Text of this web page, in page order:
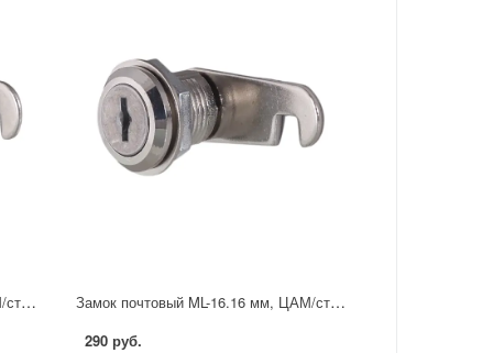
Замок почтовый ML-20 20 мм ЦАМ/сталь цвет никель Замок почтовый ML-16.16 мм, ЦАМ/сталь, цвет никель
290 руб.